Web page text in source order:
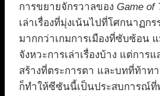
การขยายจักรวาลของ Game of
เล่าเรื่องที่มุ่งเน้นไปที่โศกนาฏก
มากกว่าเกมการเมืองที่ซับซ้อน
จังหวะการเล่าเรื่องบ้าง แต่การ
สร้างที่ตระการตา และบทที่ท้าท
ก็ทำให้ซีซันนี้เป็นประสบการณ์ที่